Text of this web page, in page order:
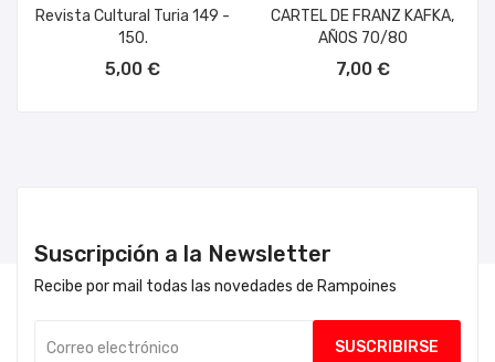
Revista Cultural Turia 149 -
150.
5,00 €
CARTEL DE FRANZ KAFKA,
AÑOS 70/80
7,00 €
Suscripción a la Newsletter
Recibe por mail todas las novedades de Rampoines